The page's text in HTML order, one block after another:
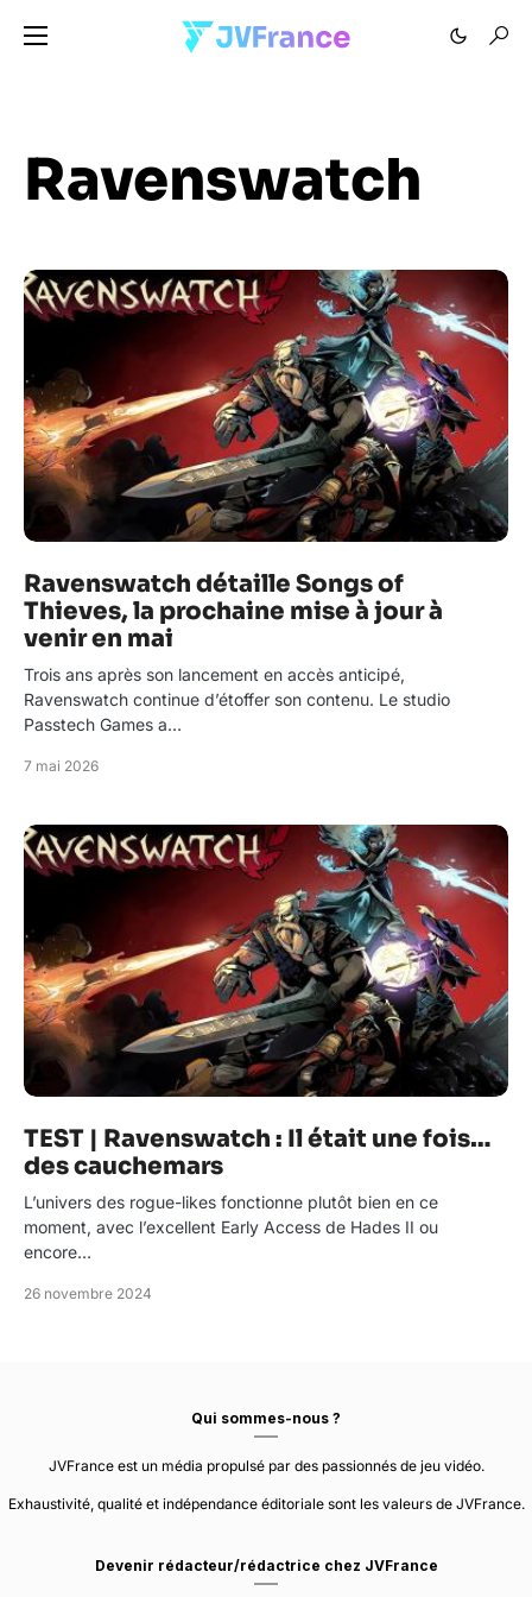
Ravenswatch
Ravenswatch détaille Songs of
Thieves, la prochaine mise à jour à
venir en mai
Trois ans après son lancement en accès anticipé,
Ravenswatch continue d’étoffer son contenu. Le studio
Passtech Games a…
7 mai 2026
TEST | Ravenswatch : Il était une fois…
des cauchemars
L’univers des rogue-likes fonctionne plutôt bien en ce
moment, avec l’excellent Early Access de Hades II ou
encore…
26 novembre 2024
Qui sommes-nous ?
JVFrance est un média propulsé par des passionnés de jeu vidéo.
Exhaustivité, qualité et indépendance éditoriale sont les valeurs de JVFrance.
Devenir rédacteur/rédactrice chez JVFrance